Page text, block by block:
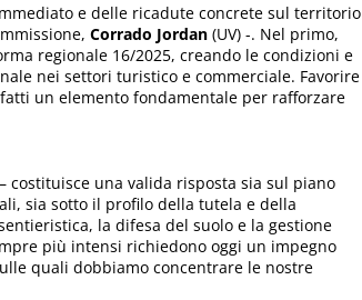
e delle ricadute concrete sul territorio
Corrado Jordan (UV) -. Nel primo,
regionale 16/2025, creando le condizioni e
nei settori turistico e commerciale. Favorire
un elemento fondamentale per rafforzare
costituisce una valida risposta sia sul piano
sia sotto il profilo della tutela e della
la difesa del suolo e la gestione
più intensi richiedono oggi un impegno
quali dobbiamo concentrare le nostre